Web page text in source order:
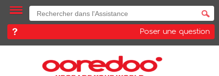
Poser une question